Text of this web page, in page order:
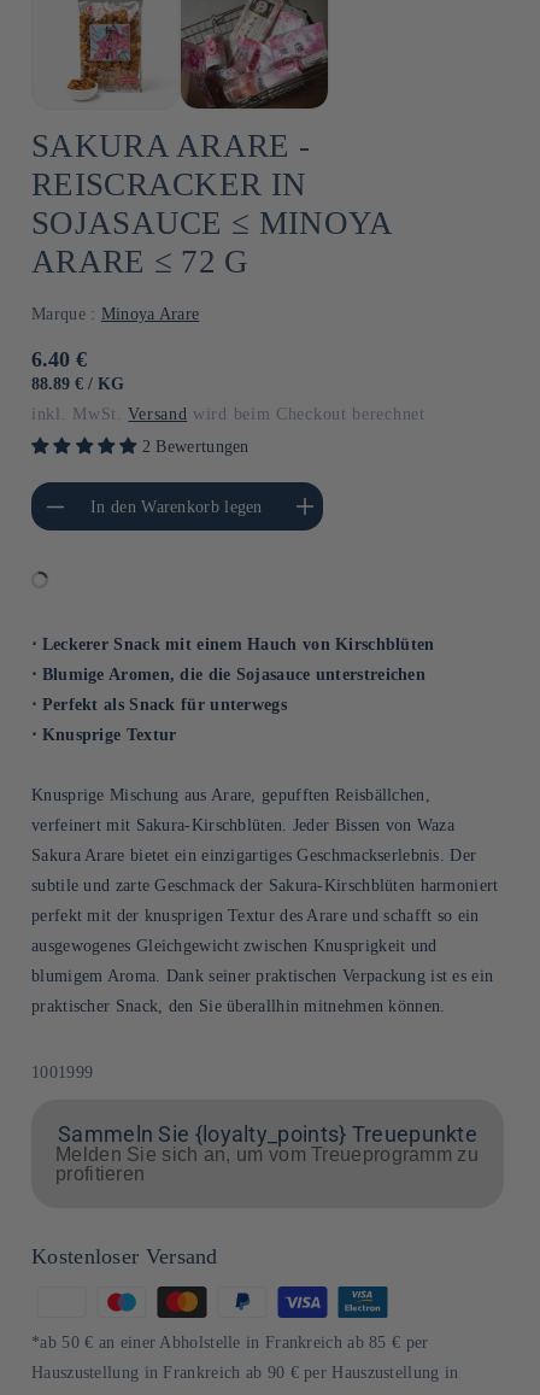
SAKURA ARARE -
REISCRACKER IN
SOJASAUCE ≤ MINOYA
ARARE ≤ 72 G
Marque : Minoya Arare
Normaler
Preis
6.40 €
GRUNDPREIS
88.89 € / PRO
KG
inkl. MwSt.Versand wird beim Checkout berechnet
2 Bewertungen
die Menge für
TitleIn den Warenkorb legen
Erhöhe die Menge für Default
Title
⋅ Leckerer Snack mit einem Hauch von Kirschblüten
⋅ Blumige Aromen, die die Sojasauce unterstreichen
⋅ Perfekt als Snack für unterwegs
⋅ Knusprige Textur
Knusprige Mischung aus Arare, gepufften Reisbällchen,
verfeinert mit Sakura-Kirschblüten. Jeder Bissen von Waza
Sakura Arare bietet ein einzigartiges Geschmackserlebnis. Der
subtile und zarte Geschmack der Sakura-Kirschblüten harmoniert
perfekt mit der knusprigen Textur des Arare und schafft so ein
ausgewogenes Gleichgewicht zwischen Knusprigkeit und
blumigem Aroma. Dank seiner praktischen Verpackung ist es ein
praktischer Snack, den Sie überallhin mitnehmen können.
SKU:
1001999
Sammeln Sie {loyalty_points} Treuepunkte
Melden Sie sich an, um vom Treueprogramm zu
profitieren
Kostenloser Versand
Zahlungsmethoden
*ab 50 € an einer Abholstelle in Frankreich ab 85 € per
Hauszustellung in Frankreich ab 90 € per Hauszustellung in